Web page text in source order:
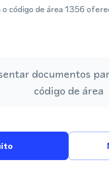
código de área 1356
documentos
código de área